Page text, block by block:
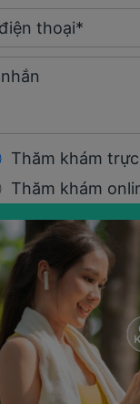
Thăm khám
Thăm khám